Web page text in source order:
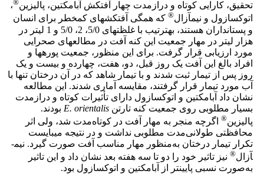
تحقیق، کارایی کوتاه و درازمدت چهار آفت­کش آبامکتین، پالیزین®،
اتوکسازول و نیم­آزال® که همگی آفت­کش­های کم­خطر برای انسان
و پستانداران هستند، به­ترتیب با غلظت­های 5/0، 2، 5/0 و 1 لیتر در
هزار لیتر در مهار جمعیت این کنه آفت در مطالعه­ای صحرایی
مورد ارزیابی قرار گرفت. برای این منظور، جمعیت پوره­ها و
افراد بالغ این آفت یک روز قبل، دو، هفت، چهارده و بیست و یک
روز پس از تیمار ثبت شدند و با تیمار شاهد که در آن درختان تنها با
آب مورد تیمار قرار گرفتند، مقایسه آماری شدند. این مطالعه
نشان داد آبامکتین و اتوکسازول دارای تأثیرات کوتاه و درازمدت
بسیار مطلوبی روی جمعیت کنه تارتن E. orientalis بودند.
پالیزین® اگرچه منجر به مهار آفت در کوتاه‌مدت شد، ولی اثر
محافظتی طولانی‌مدت مطلوبی نداشت و در نتیجه می­بایست
تکرار تیمار درختان به‌منظور مهار مناسب آفت صورت گیرد. نیم­
آزال® نیز تاثیر خود را دو تا سه هفته بعد نشان داد و این تاثیر
به‌صورت نسبی پایین­تر از آبامکتین و اتوکسازول بود.